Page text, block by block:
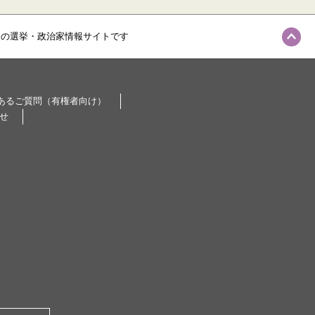
選挙・政治家情報サイトです
るご質問（有権者向け）